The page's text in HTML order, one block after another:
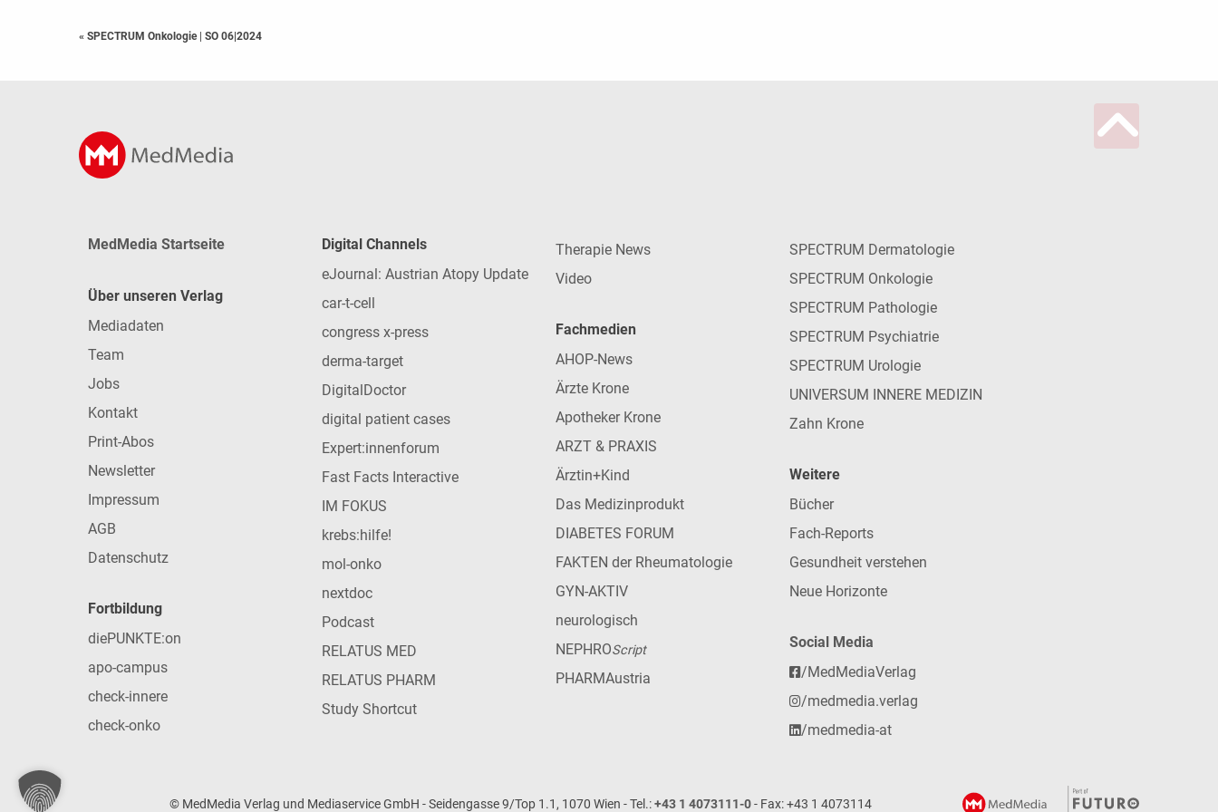
« SPECTRUM Onkologie SO 06|2024
MedMedia Startseite
Über unseren Verlag
Mediadaten
Team
Jobs
Kontakt
Print-Abos
Newsletter
Impressum
AGB
Datenschutz
Fortbildung
diePUNKTE:on
apo-campus
check-innere
check-onko
Digital Channels
eJournal: Austrian Atopy Update
car-t-cell
congress x-press
derma-target
DigitalDoctor
digital patient cases
Expert:innenforum
Fast Facts Interactive
IM FOKUS
krebs:hilfe!
mol-onko
nextdoc
Podcast
RELATUS MED
RELATUS PHARM
Study Shortcut
Therapie News
Video
Fachmedien
AHOP-News
Ärzte Krone
Apotheker Krone
ARZT & PRAXIS
Ärztin+Kind
Das Medizinprodukt
DIABETES FORUM
FAKTEN der Rheumatologie
GYN-AKTIV
neurologisch
NEPHROScript
PHARMAustria
SPECTRUM Dermatologie
SPECTRUM Onkologie
SPECTRUM Pathologie
SPECTRUM Psychiatrie
SPECTRUM Urologie
UNIVERSUM INNERE MEDIZIN
Zahn Krone
Weitere
Bücher
Fach-Reports
Gesundheit verstehen
Neue Horizonte
Social Media
/MedMediaVerlag
/medmedia.verlag
/medmedia-at
© MedMedia Verlag und Mediaservice GmbH - Seidengasse 9/Top 1.1, 1070 Wien - Tel.:+43 1 4073111-0- Fax: +43 1 4073114